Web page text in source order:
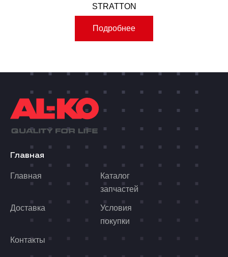
STRATTON
Подробнее
Главная
Главная
Каталог
запчастей
Доставка
Условия
покупки
Контакты